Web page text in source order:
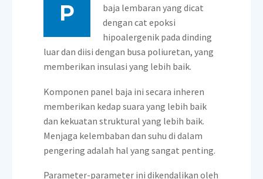
P
baja lembaran yang dicat
dengan cat epoksi
hipoalergenik pada dinding
luar dan diisi dengan busa poliuretan, yang
memberikan insulasi yang lebih baik.
Komponen panel baja ini secara inheren
memberikan kedap suara yang lebih baik
dan kekuatan struktural yang lebih baik.
Menjaga kelembaban dan suhu di dalam
pengering adalah hal yang sangat penting.
Parameter-parameter ini dikendalikan oleh